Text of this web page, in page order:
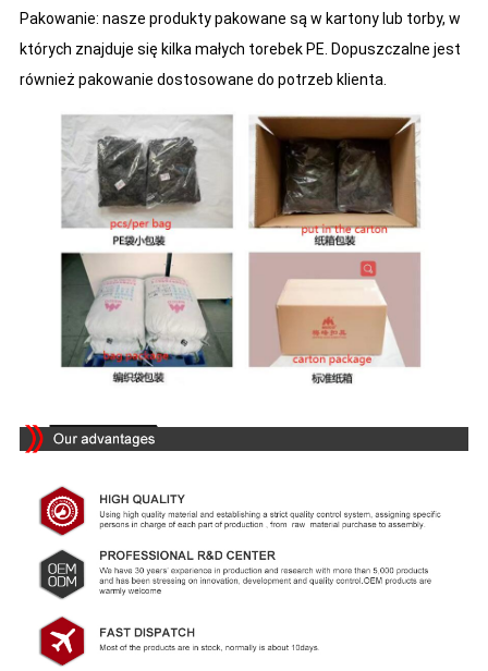
Pakowanie: nasze produkty pakowane są w kartony lub torby, w
których znajduje się kilka małych torebek PE. Dopuszczalne jest
również pakowanie dostosowane do potrzeb klienta.